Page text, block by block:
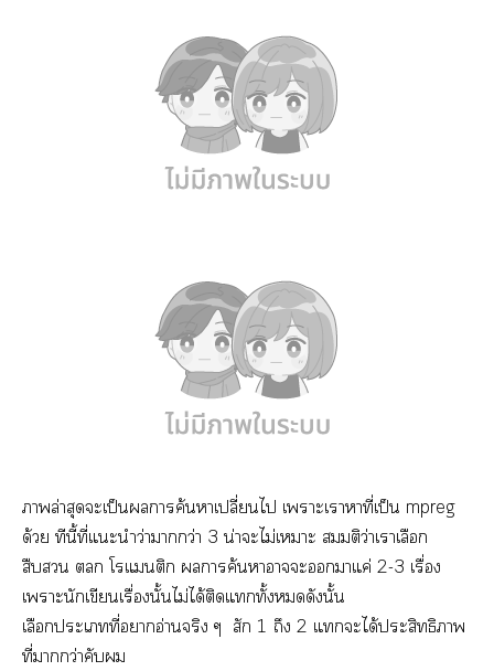
าล่าสุดะเป็นารค้นาเปลี่ยนไ เาะเาาที่เป็น mpreg
ด้วย ทีนี้ที่แะนำว่าากว่า 3 น่าะไม่เาะ สมมติว่าเาเลือก
สืบ  โแติก ารค้นาาะาแค่ 2-3 เรื่อง
เาะนักเขียนเรื่องนั้นไม่ได้ติดแทั้งดังนั้น
เลือกะเที่าอ่านจริง ๆ สัก 1 ถึง 2 แะได้ประสิทธิภาพ
ที่ากว่าคับ